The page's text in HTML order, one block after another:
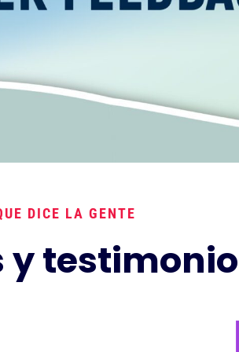
DICE LA GENTE
y